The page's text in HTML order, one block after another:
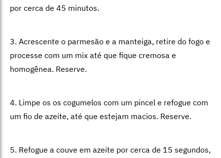
por cerca de 45 minutos.
3. Acrescente o parmesão e a manteiga, retire do fogo e
processe com um mix até que fique cremosa e
homogênea. Reserve.
4. Limpe os os cogumelos com um pincel e refogue com
um fio de azeite, até que estejam macios. Reserve.
5. Refogue a couve em azeite por cerca de 15 segundos,